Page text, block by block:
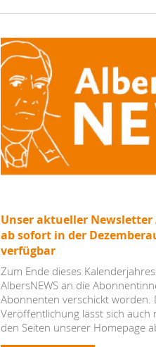
Unser aktueller Newsletter
ab sofort in der
verfügbar
Zum Ende dieses
AlbersNEWS an die
Abonnenten verschickt worden.
Veröffentlichung lässt sich auch
den Seiten unserer Homepage